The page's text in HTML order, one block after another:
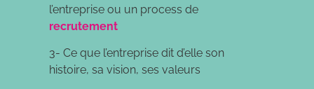
l’entreprise ou un process de
recrutement
3- Ce que l’entreprise dit d’elle son
histoire, sa vision, ses valeurs